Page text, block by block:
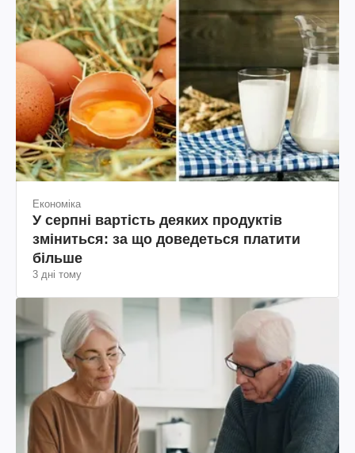
Економіка
У серпні вартість деяких продуктів
зміниться: за що доведеться платити
більше
3 дні тому